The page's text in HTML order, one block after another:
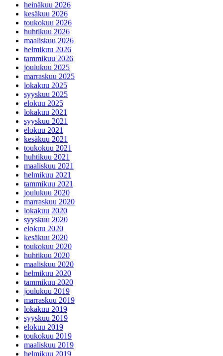
heinäkuu 2026
kesäkuu 2026
toukokuu 2026
huhtikuu 2026
maaliskuu 2026
helmikuu 2026
tammikuu 2026
joulukuu 2025
marraskuu 2025
lokakuu 2025
syyskuu 2025
elokuu 2025
lokakuu 2021
syyskuu 2021
elokuu 2021
kesäkuu 2021
toukokuu 2021
huhtikuu 2021
maaliskuu 2021
helmikuu 2021
tammikuu 2021
joulukuu 2020
marraskuu 2020
lokakuu 2020
syyskuu 2020
elokuu 2020
kesäkuu 2020
toukokuu 2020
huhtikuu 2020
maaliskuu 2020
helmikuu 2020
tammikuu 2020
joulukuu 2019
marraskuu 2019
lokakuu 2019
syyskuu 2019
elokuu 2019
toukokuu 2019
maaliskuu 2019
helmikuu 2019